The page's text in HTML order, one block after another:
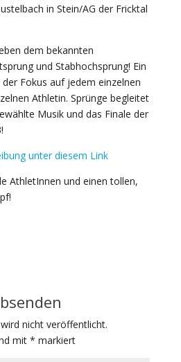
in Stein/AG der Fricktal
dem bekannten
und Stabhochsprung! Ein
Fokus auf jedem einzelnen
Athletin. Sprünge begleitet
Musik und das Finale der
unter diesem Link
AthletInnen und einen tollen,
nicht veröffentlicht.
mit * markiert